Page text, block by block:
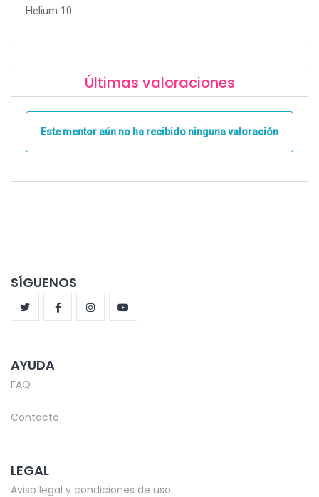
Helium 10
Últimas valoraciones
Este mentor aún no ha recibido ninguna valoración
SÍGUENOS
AYUDA
FAQ
Contacto
LEGAL
Aviso legal y condiciones de uso